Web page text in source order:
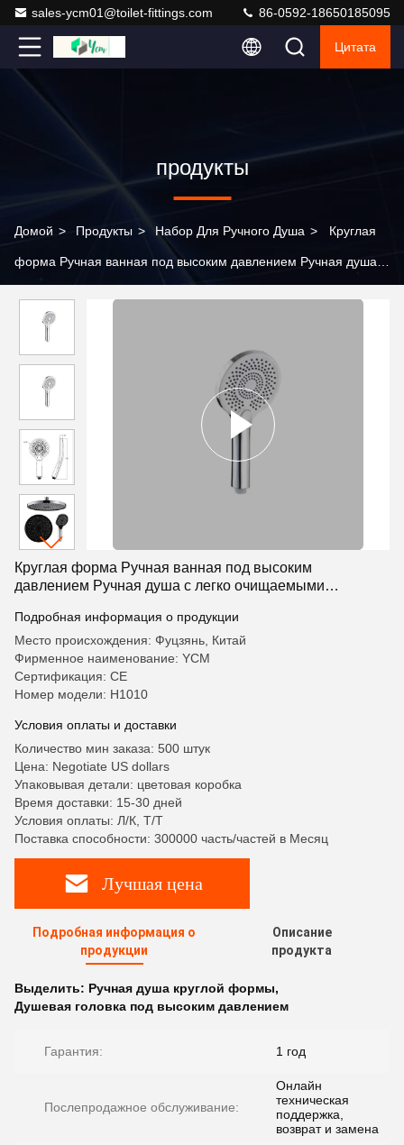
sales-ycm01@toilet-fittings.com 86-0592-18650185095
Цитата
продукты
Домой > Продукты > Набор Для Ручного Душа > Круглая
форма Ручная ванная под высоким давлением Ручная душа с
Круглая форма Ручная ванная под высоким
давлением Ручная душа с легко очищаемыми
Подробная информация о продукции
Место происхождения: Фуцзянь, Китай
Фирменное наименование: YCM
Сертификация: CE
Номер модели: H1010
Условия оплаты и доставки
Количество мин заказа: 500 штук
Цена: Negotiate US dollars
Упаковывая детали: цветовая коробка
Время доставки: 15-30 дней
Условия оплаты: Л/К, Т/Т
Поставка способности: 300000 часть/частей в Месяц
Лучшая цена
Подробная информация о
продукции
Описание
продукта
Выделить: Ручная душа круглой формы,
Душевая головка под высоким давлением
Гарантия: 1 год
Послепродажное обслуживание:
Онлайн
техническая
поддержка,
возврат и замена